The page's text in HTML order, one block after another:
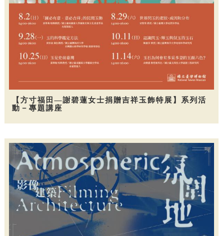
【方寸福田—謝碧蓮女士捐贈吉祥玉飾特展】系列活
動－專題講座